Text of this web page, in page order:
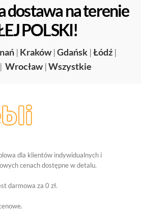
dostawa na terenie
POLSKI!
| Kraków |Gdańsk |Łódź |
| Wrocław |Wszystkie
dla klientów indywidualnych i
cenach dostępne w detalu.
darmowa za 0 zł.